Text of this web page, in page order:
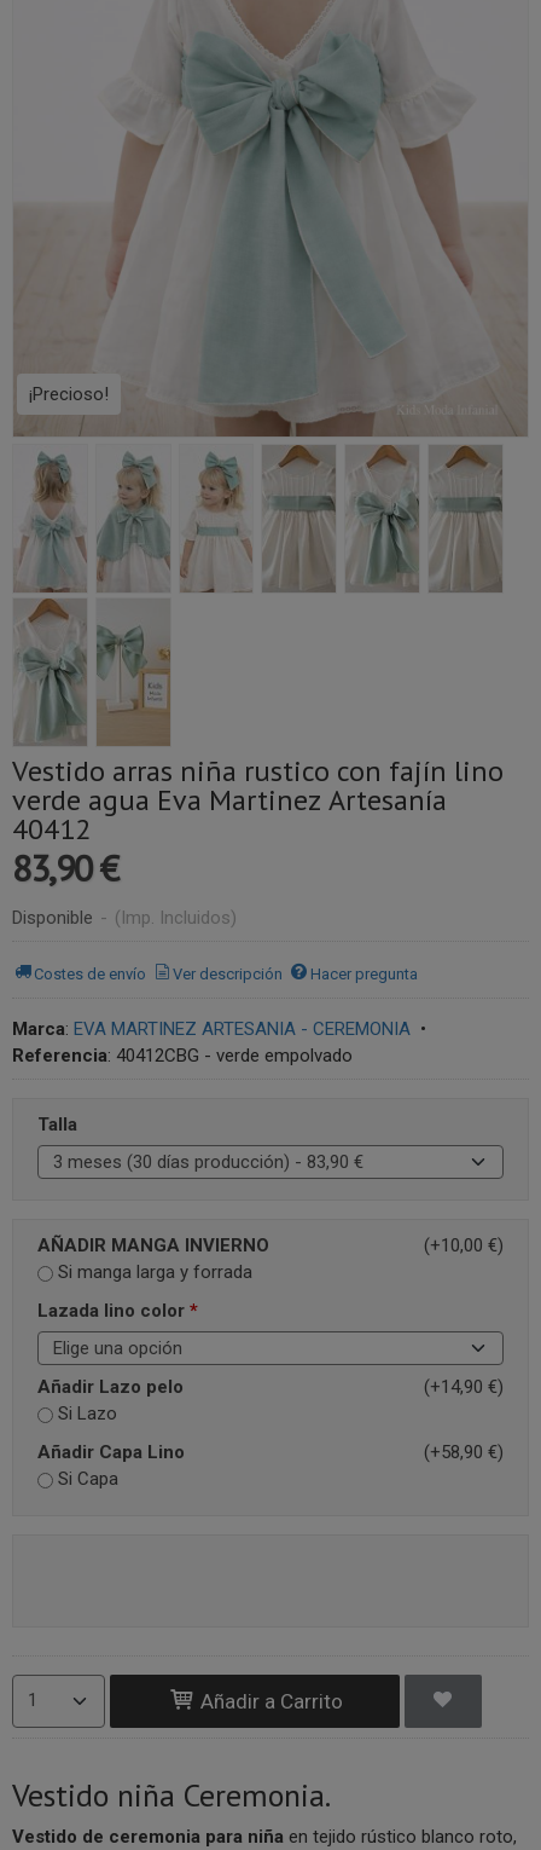
¡Precioso!
Vestido arras niña rustico con fajín lino
verde agua Eva Martinez Artesanía
40412
83,90 €
Disponible - (Imp. Incluidos)
Costes de envío Ver descripción Hacer pregunta
Marca: EVA MARTINEZ ARTESANIA - CEREMONIA •
Referencia: 40412CBG - verde empolvado
Talla
AÑADIR MANGA INVIERNO
(+10,00 €)
Si manga larga y forrada
Lazada lino color *
Añadir Lazo pelo
(+14,90 €)
Si Lazo
Añadir Capa Lino
(+58,90 €)
Si Capa
Añadir a Carrito
Vestido niña Ceremonia.
Vestido de ceremonia para niña en tejido rústico blanco roto,